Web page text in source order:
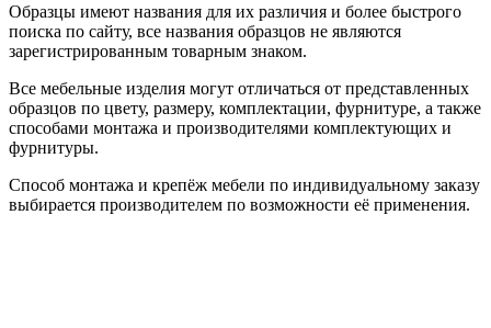
Образцы имеют названия для их различия и более быстрого
поиска по сайту, все названия образцов не являются
зарегистрированным товарным знаком.
Все мебельные изделия могут отличаться от представленных
образцов по цвету, размеру, комплектации, фурнитуре, а также
способами монтажа и производителями комплектующих и
фурнитуры.
Способ монтажа и крепёж мебели по индивидуальному заказу
выбирается производителем по возможности её применения.